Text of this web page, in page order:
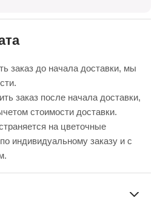
заказ до начала доставки, мы
заказ после начала доставки,
стоимости доставки.
на цветочные
индивидуальному заказу и с